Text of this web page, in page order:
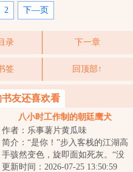
2 下—页
录 下一章
签 回顶部↑
友还喜欢看
八小时工作制的朝廷鹰犬
作者：乐事薯片黄瓜味
简介：“是你！”步入客栈的江湖高
手骇然变色，旋即面如死灰。“没
想到，今日要落到你这朝廷鹰犬
更新时间：2026-07-25 13:50:59